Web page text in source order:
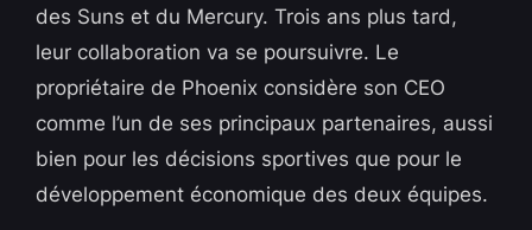
des Suns et du Mercury. Trois ans plus tard,
leur collaboration va se poursuivre. Le
propriétaire de Phoenix considère son CEO
comme l’un de ses principaux partenaires, aussi
bien pour les décisions sportives que pour le
développement économique des deux équipes.